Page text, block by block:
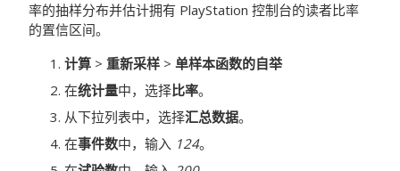
率的抽样分布并估计拥有 PlayStation 控制台的读者比率
的置信区间。
计算 > 重新采样 > 单样本函数的自举
在统计量中，选择比率。
从下拉列表中，选择汇总数据。
在事件数中，输入 124。